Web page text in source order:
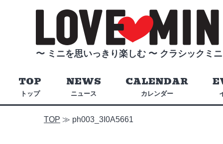
〜 ミニを思いっきり楽しむ 〜 クラシックミ
トップ
TOP
ニュース
NEWS
カレンダー
CALENDAR
TOP ≫ ph003_3I0A5661